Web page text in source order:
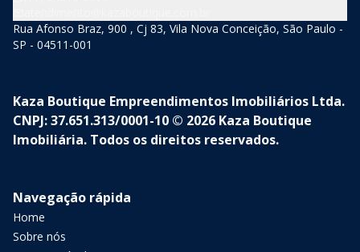
Rua Afonso Braz, 900 , Cj 83, Vila Nova Conceição, São Paulo -
SP - 04511-001
Kaza Boutique Empreendimentos Imobiliários Ltda.
CNPJ: 37.651.313/0001-10 © 2026 Kaza Boutique
Imobiliária. Todos os direitos reservados.
Navegação rápida
Home
Sobre nós